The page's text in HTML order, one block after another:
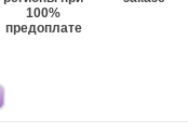
100%
предоплате